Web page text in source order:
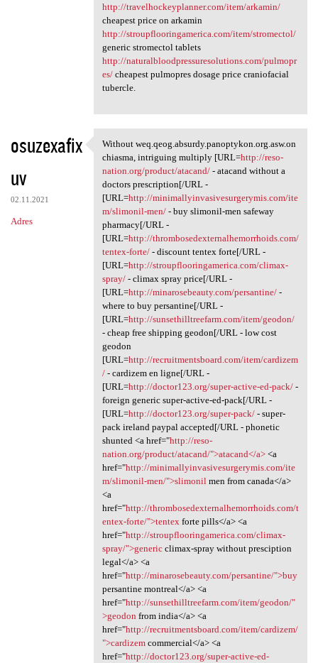
http://travelhockeyplanner.com/item/arkamin/
cheapest price on arkamin
http://stroupflooringamerica.com/item/stromectol/
generic stromectol tablets
http://naturalbloodpressuresolutions.com/pulmopr
es/cheapest pulmopres dosage price craniofacial
tubercle.
osuzexafix
uv
02.11.2021
Adres
Without weq.qeog.absurdy
Without weq.qeog.absurdy.panoptykon.org.asw.on
chiasma, intriguing multiply [URL=http://reso-
nation.org/product/atacand/- atacand without a
doctors prescription[/URL -
[URL=http://minimallyinvasivesurgerymis.com/ite
m/slimonil-men/- buy slimonil-men safeway
pharmacy[/URL -
[URL=http://thrombosedexternalhemorrhoids.com/
tentex-forte/- discount tentex forte[/URL -
[URL=http://stroupflooringamerica.com/climax-
spray/- climax spray price[/URL -
[URL=http://minarosebeauty.com/persantine/-
where to buy persantine[/URL -
[URL=http://sunsethilltreefarm.com/item/geodon/
- cheap free shipping geodon[/URL - low cost
geodon
[URL=http://recruitmentsboard.com/item/cardizem
/- cardizem en ligne[/URL -
[URL=http://doctor123.org/super-active-ed-pack/-
foreign generic super-active-ed-pack[/URL -
[URL=http://doctor123.org/super-pack/- super-
pack ireland paypal accepted[/URL - phonetic
shunted <a href="http://reso-
nation.org/product/atacand/">atacand</a><a
href="http://minimallyinvasivesurgerymis.com/ite
m/slimonil-men/">slimonil men from canada</a>
<a
href="http://thrombosedexternalhemorrhoids.com/t
entex-forte/">tentex forte pills</a> <a
href="http://stroupflooringamerica.com/climax-
spray/">genericclimax-spray without presciption
legal</a> <a
href="http://minarosebeauty.com/persantine/">buy
persantine montreal</a> <a
href="http://sunsethilltreefarm.com/item/geodon/"
>geodon from india</a> <a
href="http://recruitmentsboard.com/item/cardizem/
">cardizemcommercial</a> <a
href="http://doctor123.org/super-active-ed-